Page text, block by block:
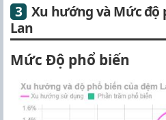
Xu hướng và Mức độ
Lan
Mức Độ phổ biến